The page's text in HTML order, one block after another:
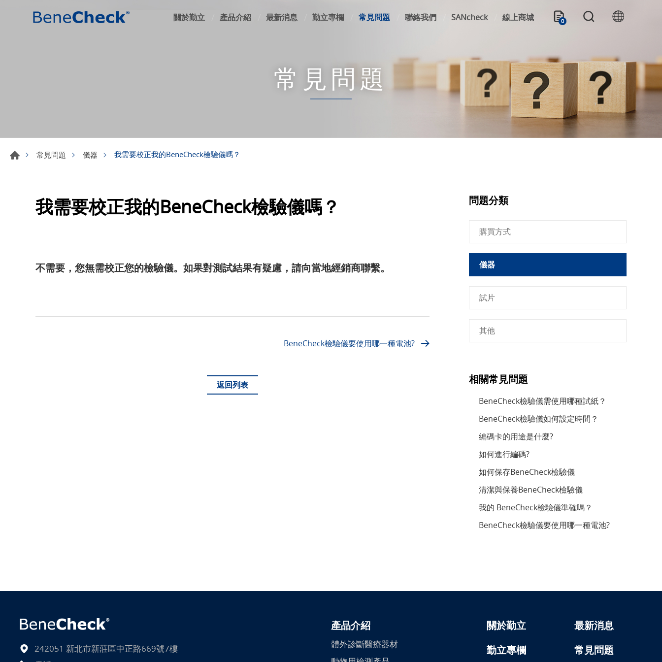
關於勤立 產品介紹 最新消息 勤立專欄 常見問題 聯絡我們 SANcheck 線上商城 0
常見問題
常見問題 儀器 我需要校正我的BeneCheck檢驗儀嗎？
我需要校正我的BeneCheck檢驗儀嗎？
不需要，您無需校正您的檢驗儀。如果對測試結果有疑慮，請向當地經銷商聯繫。
BeneCheck檢驗儀要使用哪一種電池?
返回列表
問題分類
購買方式
儀器
試片
其他
相關常見問題
BeneCheck檢驗儀需使用哪種試紙？
BeneCheck檢驗儀如何設定時間？
編碼卡的用途是什麼?
如何進行編碼?
如何保存BeneCheck檢驗儀
清潔與保養BeneCheck檢驗儀
我的 BeneCheck檢驗儀準確嗎？
BeneCheck檢驗儀要使用哪一種電池?
產品介紹
體外診斷醫療器材
關於勤立
最新消息
勤立專欄
常見問題
242051 新北市新莊區中正路669號7樓